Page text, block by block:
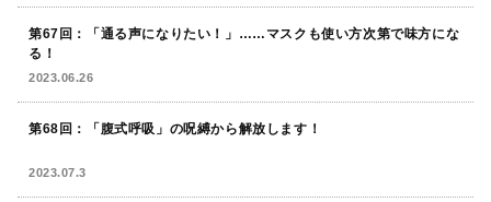
第67回：「通る声になりたい！」……マスクも使い方次第で味方にな
る！
2023.06.26
第68回：「腹式呼吸」の呪縛から解放します！
2023.07.3